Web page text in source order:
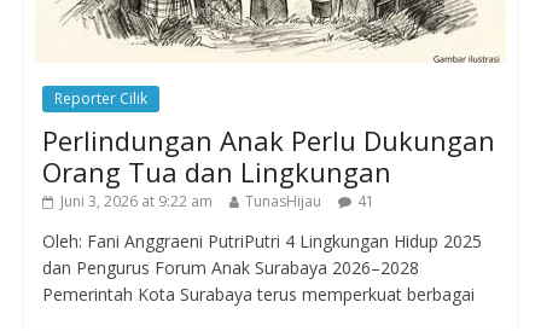
Reporter Cilik
Perlindungan Anak Perlu Dukungan
Orang Tua dan Lingkungan
Juni 3, 2026 at 9:22 am TunasHijau 41
Oleh: Fani Anggraeni PutriPutri 4 Lingkungan Hidup 2025
dan Pengurus Forum Anak Surabaya 2026–2028
Pemerintah Kota Surabaya terus memperkuat berbagai